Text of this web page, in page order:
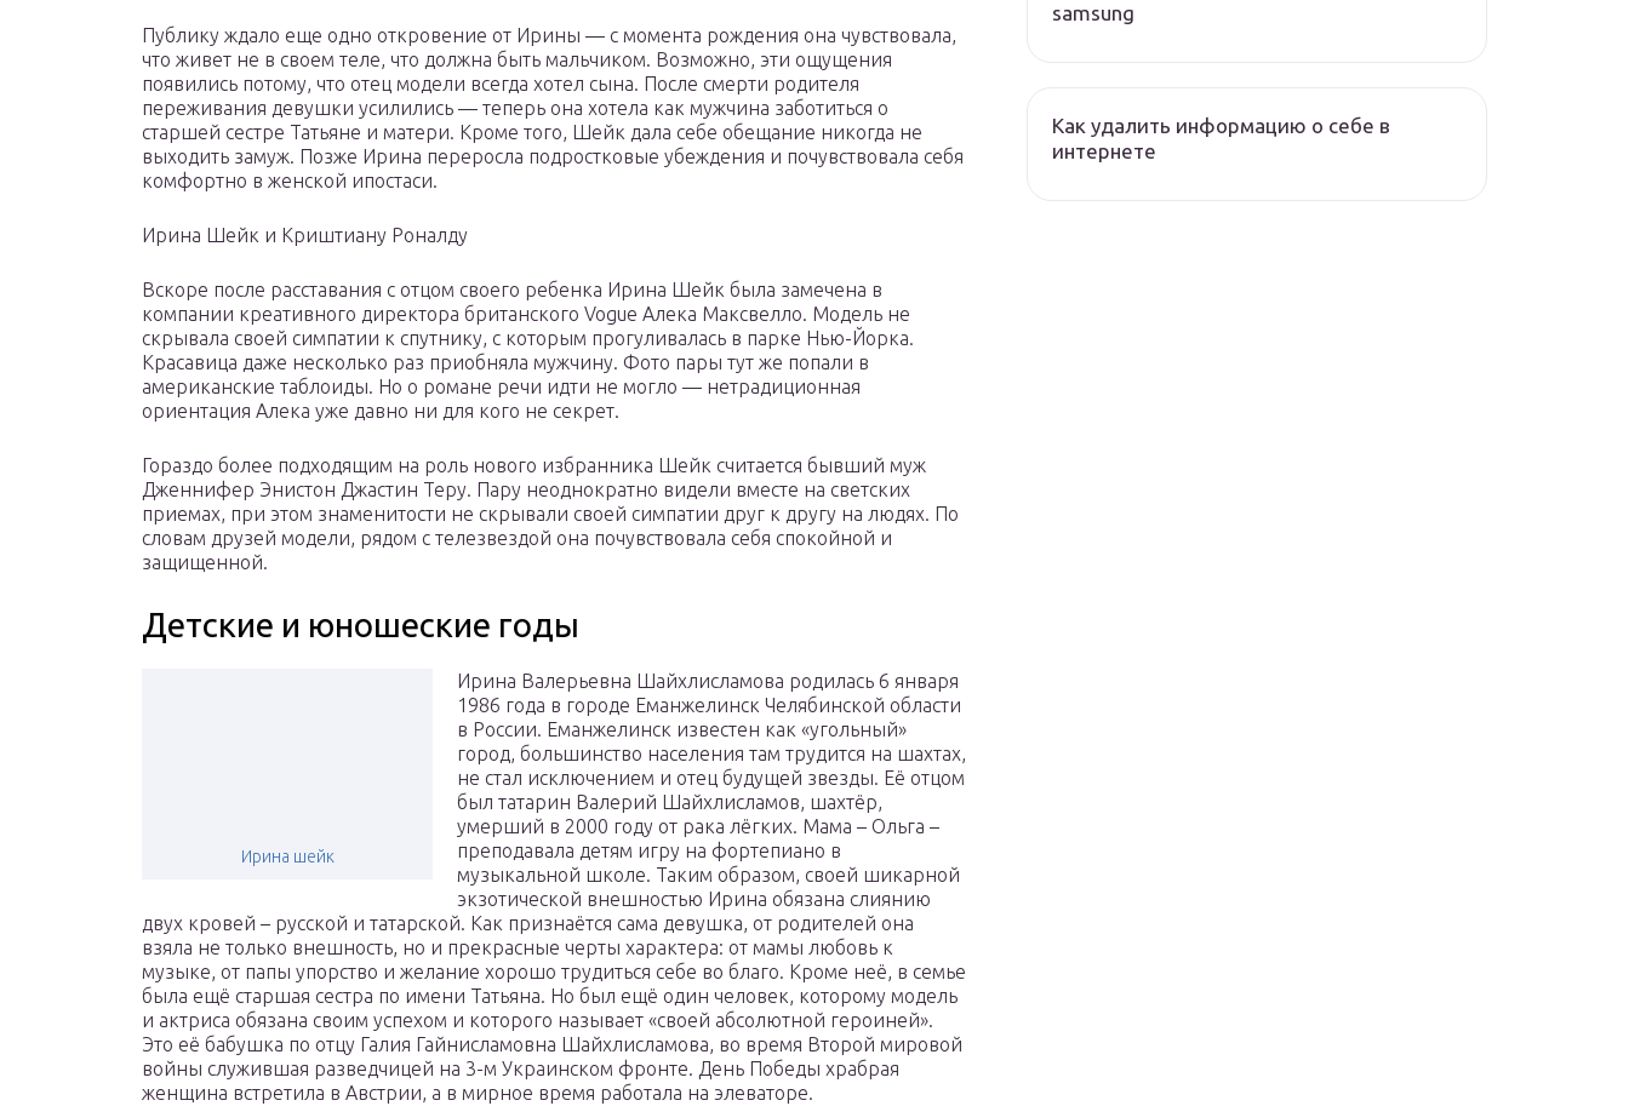
Публику ждало еще одно откровение от Ирины — с момента рождения она чувствовала,
что живет не в своем теле, что должна быть мальчиком. Возможно, эти ощущения
появились потому, что отец модели всегда хотел сына. После смерти родителя
переживания девушки усилились — теперь она хотела как мужчина заботиться о
старшей сестре Татьяне и матери. Кроме того, Шейк дала себе обещание никогда не
выходить замуж. Позже Ирина переросла подростковые убеждения и почувствовала себя
комфортно в женской ипостаси.
Ирина Шейк и Криштиану Роналду
Вскоре после расставания с отцом своего ребенка Ирина Шейк была замечена в
компании креативного директора британского Vogue Алека Максвелло. Модель не
скрывала своей симпатии к спутнику, с которым прогуливалась в парке Нью-Йорка.
Красавица даже несколько раз приобняла мужчину. Фото пары тут же попали в
американские таблоиды. Но о романе речи идти не могло — нетрадиционная
ориентация Алека уже давно ни для кого не секрет.
Гораздо более подходящим на роль нового избранника Шейк считается бывший муж
Дженнифер Энистон Джастин Теру. Пару неоднократно видели вместе на светских
приемах, при этом знаменитости не скрывали своей симпатии друг к другу на людях. По
словам друзей модели, рядом с телезвездой она почувствовала себя спокойной и
защищенной.
Детские и юношеские годы
Ирина шейк
Ирина Валерьевна Шайхлисламова родилась 6 января
1986 года в городе Еманжелинск Челябинской области
в России. Еманжелинск известен как «угольный»
город, большинство населения там трудится на шахтах,
не стал исключением и отец будущей звезды. Её отцом
был татарин Валерий Шайхлисламов, шахтёр,
умерший в 2000 году от рака лёгких. Мама – Ольга –
преподавала детям игру на фортепиано в
музыкальной школе. Таким образом, своей шикарной
экзотической внешностью Ирина обязана слиянию
двух кровей – русской и татарской. Как признаётся сама девушка, от родителей она
взяла не только внешность, но и прекрасные черты характера: от мамы любовь к
музыке, от папы упорство и желание хорошо трудиться себе во благо. Кроме неё, в семье
была ещё старшая сестра по имени Татьяна. Но был ещё один человек, которому модель
и актриса обязана своим успехом и которого называет «своей абсолютной героиней».
Это её бабушка по отцу Галия Гайнисламовна Шайхлисламова, во время Второй мировой
войны служившая разведчицей на 3-м Украинском фронте. День Победы храбрая
женщина встретила в Австрии, а в мирное время работала на элеваторе.
samsung
Как удалить информацию о себе в
интернете